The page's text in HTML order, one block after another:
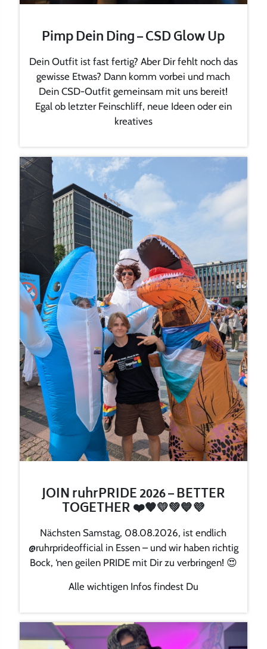
Pimp Dein Ding – CSD Glow Up
Dein Outfit ist fast fertig? Aber Dir fehlt noch das
gewisse Etwas? Dann komm vorbei und mach
Dein CSD-Outfit gemeinsam mit uns bereit!
Egal ob letzter Feinschliff, neue Ideen oder ein
kreatives
JOIN ruhrPRIDE 2026 – BETTER
TOGETHER ❤️🧡💛💚💙💜
Nächsten Samstag, 08.08.2026, ist endlich
@ruhrprideofficial in Essen – und wir haben richtig
Bock, ‘nen geilen PRIDE mit Dir zu verbringen! 😍
Alle wichtigen Infos findest Du